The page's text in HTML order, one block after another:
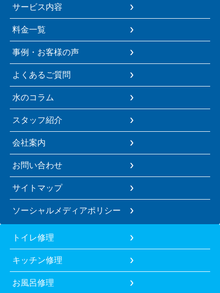
サービス内容
料金一覧
事例・お客様の声
よくあるご質問
水のコラム
スタッフ紹介
会社案内
お問い合わせ
サイトマップ
ソーシャルメディアポリシー
トイレ修理
キッチン修理
お風呂修理